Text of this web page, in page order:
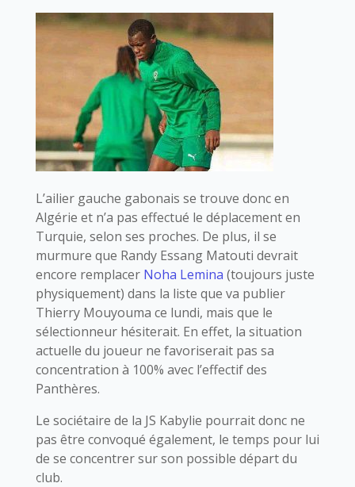
L’ailier gauche gabonais se trouve donc en
Algérie et n’a pas effectué le déplacement en
Turquie, selon ses proches. De plus, il se
murmure que Randy Essang Matouti devrait
encore remplacer Noha Lemina (toujours juste
physiquement) dans la liste que va publier
Thierry Mouyouma ce lundi, mais que le
sélectionneur hésiterait. En effet, la situation
actuelle du joueur ne favoriserait pas sa
concentration à 100% avec l’effectif des
Panthères.
Le sociétaire de la JS Kabylie pourrait donc ne
pas être convoqué également, le temps pour lui
de se concentrer sur son possible départ du
club.